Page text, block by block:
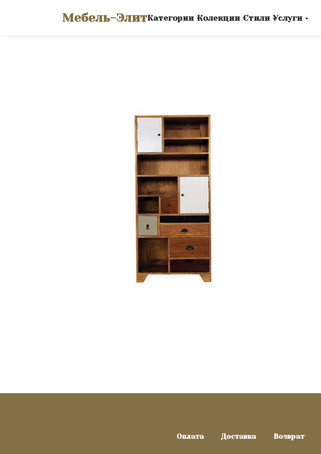
Мебель-ЭлитКатегории Колекции Стили Услуги
Оплата Доставка Возврат